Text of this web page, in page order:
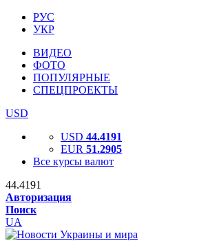
РУС
УКР
ВИДЕО
ФОТО
ПОПУЛЯРНЫЕ
СПЕЦПРОЕКТЫ
USD
USD 44.4191
EUR 51.2905
Все курсы валют
44.4191
Авторизация
Поиск
UA